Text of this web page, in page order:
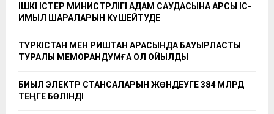
ІШКІ ІСТЕР МИНИСТРЛІГІ АДАМ САУДАСЫНА ҚАРСЫ ІС-
ҚИМЫЛ ШАРАЛАРЫН КҮШЕЙТУДЕ
ТҮРКІСТАН МЕН РИШТАН АРАСЫНДА БАУЫРЛАСТЫҚ
ТУРАЛЫ МЕМОРАНДУМҒА ҚОЛ ҚОЙЫЛДЫ
БИЫЛ ЭЛЕКТР СТАНСАЛАРЫН ЖӨНДЕУГЕ 384 МЛРД
ТЕҢГЕ БӨЛІНДІ